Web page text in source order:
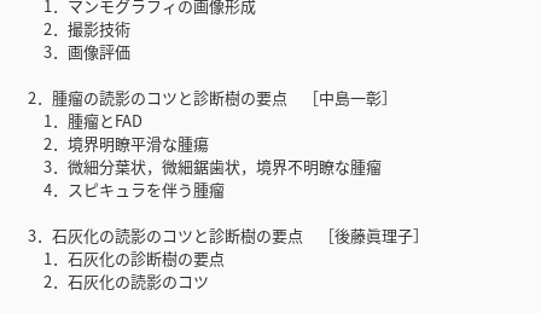
1．マンモグラフィの画像形成
2．撮影技術
3．画像評価
2．腫瘤の読影のコツと診断樹の要点 ［中島一彰］
1．腫瘤とFAD
2．境界明瞭平滑な腫瘍
3．微細分葉状，微細鋸歯状，境界不明瞭な腫瘤
4．スピキュラを伴う腫瘤
3．石灰化の読影のコツと診断樹の要点 ［後藤眞理子］
1．石灰化の診断樹の要点
2．石灰化の読影のコツ